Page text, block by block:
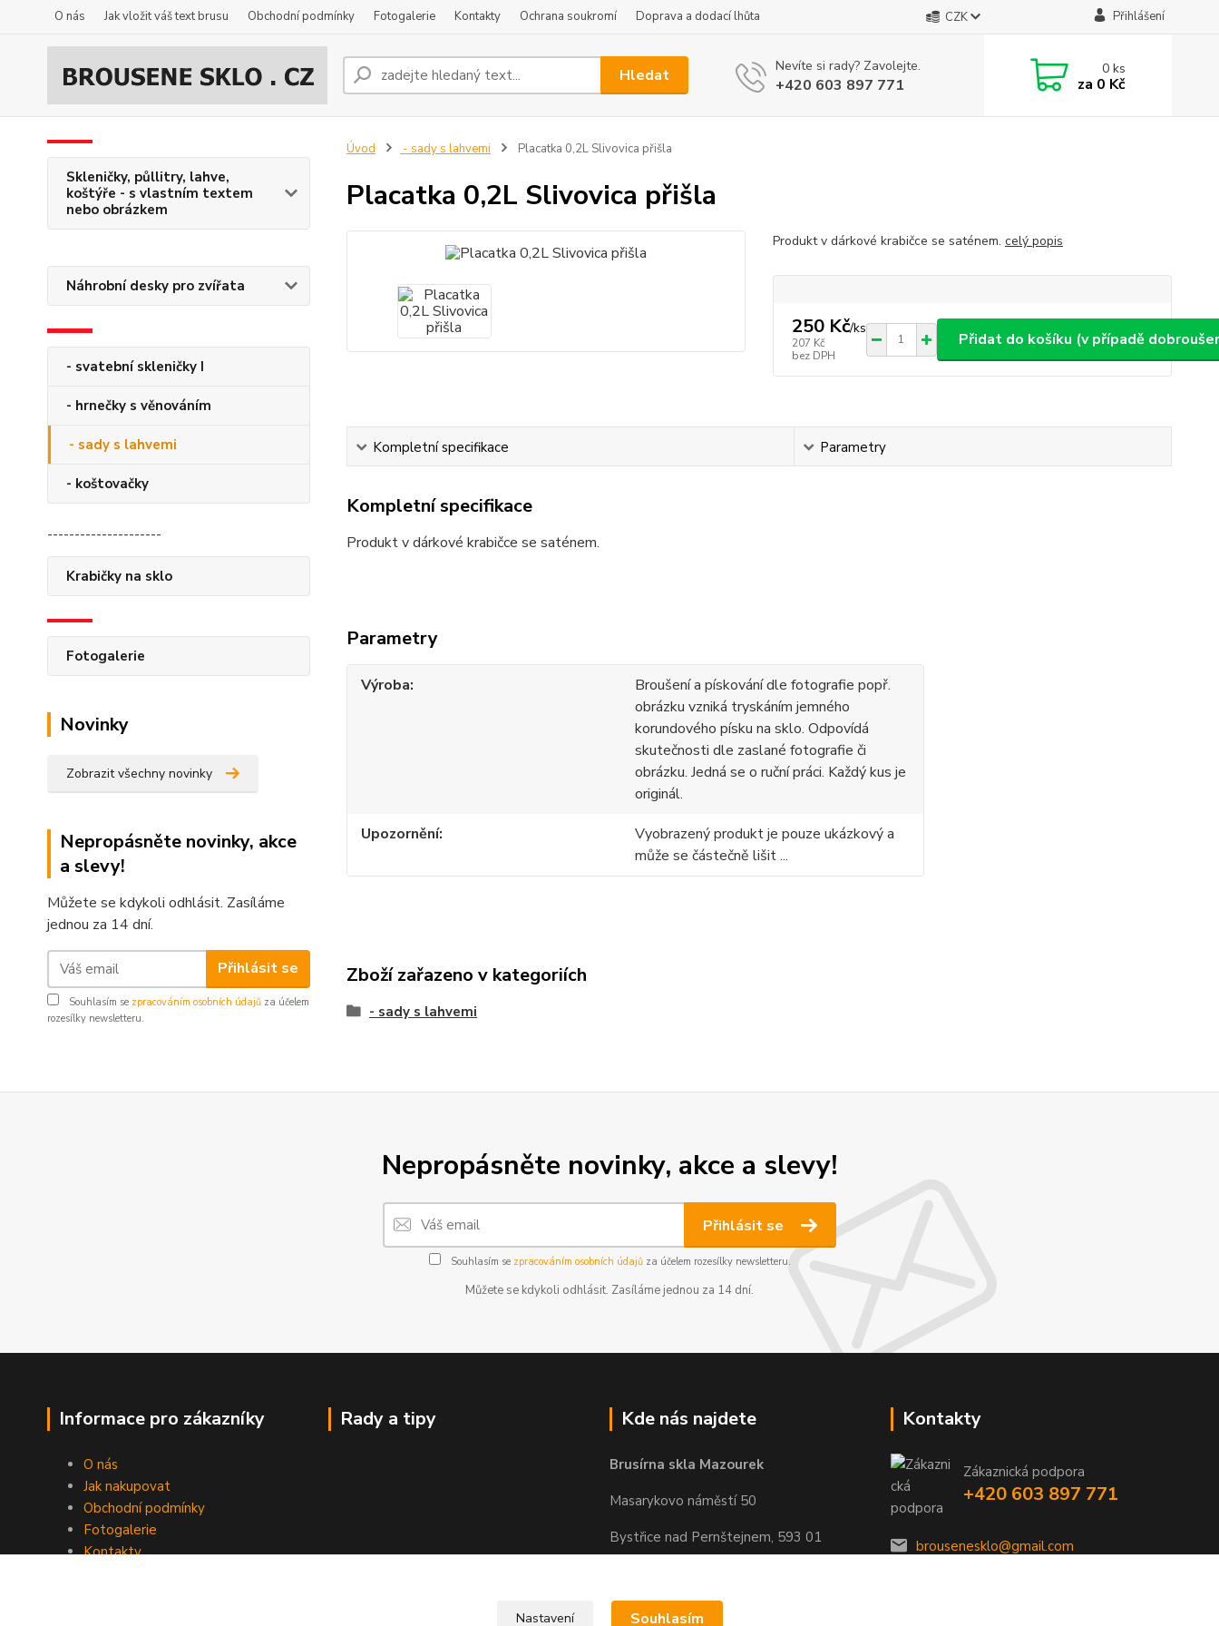
O nás Jak vložit váš text brusu Obchodní podmínky Fotogalerie Kontakty Ochrana soukromí Doprava a dodací lhůta CZK Přihlášení
Hledat Nevíte si rady? Zavolejte.
+420 603 897 771
0ks
za 0 Kč
Skleničky, půllitry, lahve,
koštýře - s vlastním textem
nebo obrázkem
Náhrobní desky pro zvířata
- svatební skleničky I
- hrnečky s věnováním
- sady s lahvemi
- koštovačky
---------------------
Krabičky na sklo
Fotogalerie
Novinky
Zobrazit všechny novinky
Nepropásněte novinky, akce
a slevy!
Můžete se kdykoli odhlásit. Zasíláme
jednou za 14 dní.
Přihlásit se
Souhlasím se zpracováním osobních údajů za účelem
rozesílky newsletteru.
Úvod - sady s lahvemi Placatka 0,2L Slivovica přišla
Placatka 0,2L Slivovica přišla
Produkt v dárkové krabičce se saténem. celý popis
250 Kč/ks
207 Kč
bez DPH
Přidat do košíku (v případě
Kompletní specifikace Parametry
Kompletní specifikace
Produkt v dárkové krabičce se saténem.
Parametry
Výroba
Broušení a pískování dle fotografie popř.
obrázku vzniká tryskáním jemného
korundového písku na sklo. Odpovídá
skutečnosti dle zaslané fotografie či
obrázku. Jedná se o ruční práci. Každý kus je
originál.
Upozornění
Vyobrazený produkt je pouze ukázkový a
může se částečně lišit ...
Zboží zařazeno v kategoriích
- sady s lahvemi
Nepropásněte novinky, akce a slevy!
Přihlásit se
Souhlasím se zpracováním osobních údajůza účelem rozesílky newsletteru.
Můžete se kdykoli odhlásit. Zasíláme jednou za 14 dní.
Informace pro zákazníky
O nás
Jak nakupovat
Obchodní podmínky
Fotogalerie
Kontakty
Rady a tipy Kde nás najdete
Brusírna skla Mazourek
Masarykovo náměstí 50
Bystřice nad Pernštejnem, 593 01
Kontakty
Zákaznická podpora
+420 603 897 771
brousenesklo@gmail.com
Nastavení Souhlasím